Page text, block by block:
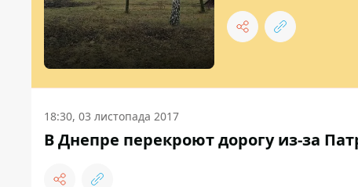
18:30, 03 листопада 2017
В Днепре перекроют дорогу из-за